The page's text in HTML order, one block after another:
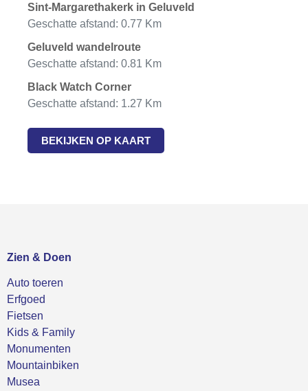
Sint-Margarethakerk in Geluveld
Geschatte afstand: 0.77 Km
Geluveld wandelroute
Geschatte afstand: 0.81 Km
Black Watch Corner
Geschatte afstand: 1.27 Km
BEKIJKEN OP KAART
Zien & Doen
Auto toeren
Erfgoed
Fietsen
Kids & Family
Monumenten
Mountainbiken
Musea